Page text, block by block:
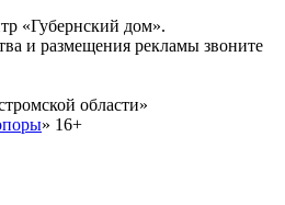
«Губернский дом».
и размещения рекламы звоните
области»
» 16+